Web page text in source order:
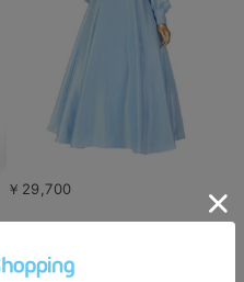
￥29,700